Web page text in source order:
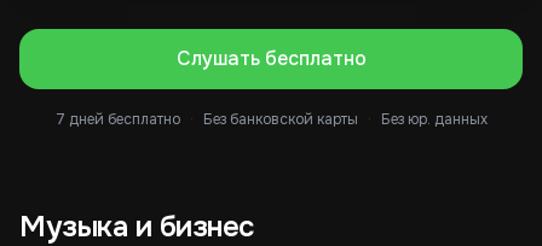
Слушать бесплатно
7 дней бесплатно · Без банковской карты · Без юр. данных
Музыка и бизнес